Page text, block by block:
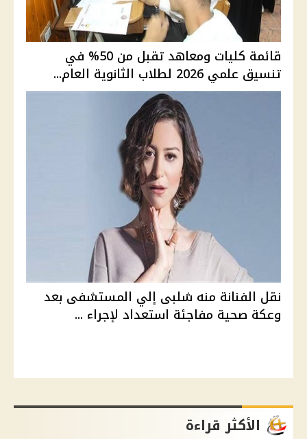
قائمة كليات ومعاهد تقبل من 50% في
تنسيق علمي 2026 لطلاب الثانوية العام...
نقل الفنانة منه شلبى إلي المستشفى بعد
وعكة صحية مفاجئة استعداد لإجراء ...
الأكثر قراءة